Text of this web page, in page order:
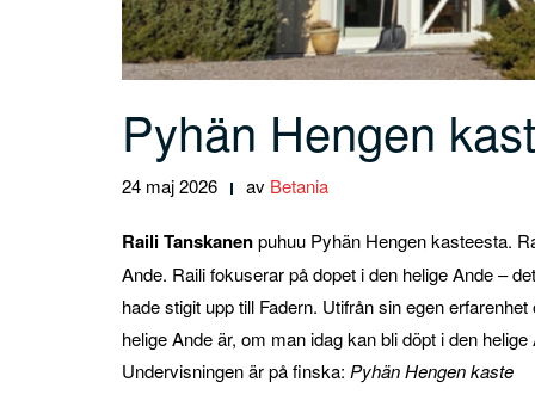
Pyhän Hengen
24 maj 2026 av Betania
Raili Tanskanenpuhuu Pyhän Hengen kasteesta.
Ande. Raili fokuserar på dopet i den helige Ande –
hade stigit upp till Fadern. Utifrån sin egen
helige Ande är, om man idag kan bli döpt i den
Undervisningen är på finska: Pyhän Hengen kaste